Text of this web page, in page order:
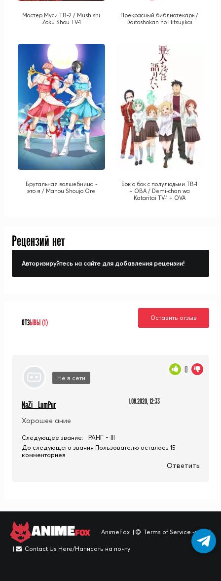
Мастер Муси ТВ-2 / Mushishi
Zoku Shou TV-1
Прекрасный библиотекарь /
Daitoshokan no Hitsujikai
Брутальная волшебница -
это я / Mahou Shoujo Ore
Бок о бок с полулюдьми ТВ-1
+ ОВА / Demi-chan wa
Kataritai TV-1 + OVA
Рецензий нет
Авторизируйтесь на сайте для добавления рецензии!
ОТЗЫВЫ (1)
Оставить отзыв
Не в сети
NaZi_LumPur 1.06.2020, 12:33
Хорошее ание
0
Следующее звание: РАНГ - III
До следующего звания Пользователю осталось 15
комментариев
Ответить
ANIMEFOX AnimeFox | Terms of Service -> TOS
| Contact Us Here/Написать на почту